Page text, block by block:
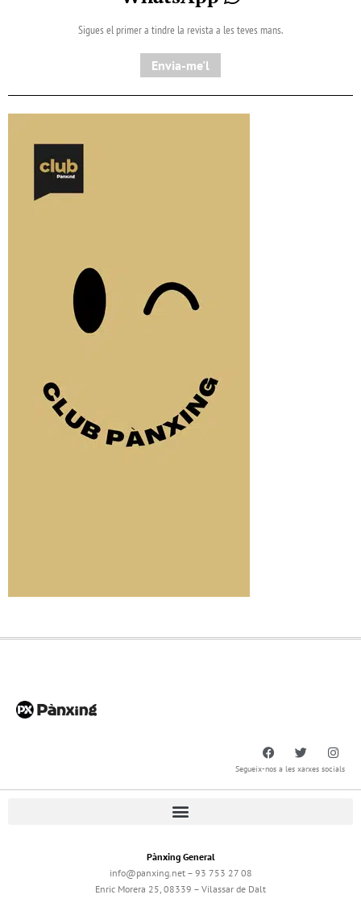
Sigues el primer a tindre la revista a les teves mans.
Envia-me'l
Segueix-nos a les xarxes socials
Pànxing General
info@panxing.net – 93 753 27 08
Enric Morera 25, 08339 – Vilassar de Dalt